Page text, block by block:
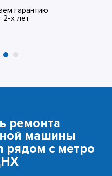
гарантию
2-х лет
ремонта
машины
рядом с метро